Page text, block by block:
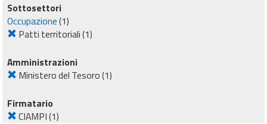
Sottosettori
Occupazione(1)
Patti territoriali(1)
Amministrazioni
Ministero del Tesoro(1)
Firmatario
CIAMPI(1)